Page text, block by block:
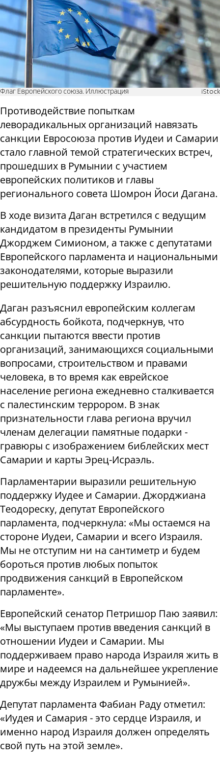
Флаг Европейского союза. Иллюстрация iStock
Противодействие попыткам
леворадикальных организаций навязать
санкции Евросоюза против Иудеи и Самарии
стало главной темой стратегических встреч,
прошедших в Румынии с участием
европейских политиков и главы
регионального совета Шомрон Йоси Дагана.
В ходе визита Даган встретился с ведущим
кандидатом в президенты Румынии
Джорджем Симионом, а также с депутатами
Европейского парламента и национальными
законодателями, которые выразили
решительную поддержку Израилю.
Даган разъяснил европейским коллегам
абсурдность бойкота, подчеркнув, что
санкции пытаются ввести против
организаций, занимающихся социальными
вопросами, строительством и правами
человека, в то время как еврейское
население региона ежедневно сталкивается
с палестинским террором. В знак
признательности глава региона вручил
членам делегации памятные подарки -
гравюры с изображением библейских мест
Самарии и карты Эрец-Исраэль.
Парламентарии выразили решительную
поддержку Иудее и Самарии. Джорджиана
Теодореску, депутат Европейского
парламента, подчеркнула: «Мы остаемся на
стороне Иудеи, Самарии и всего Израиля.
Мы не отступим ни на сантиметр и будем
бороться против любых попыток
продвижения санкций в Европейском
парламенте».
Европейский сенатор Петришор Паю заявил:
«Мы выступаем против введения санкций в
отношении Иудеи и Самарии. Мы
поддерживаем право народа Израиля жить в
мире и надеемся на дальнейшее укрепление
дружбы между Израилем и Румынией».
Депутат парламента Фабиан Раду отметил:
«Иудея и Самария - это сердце Израиля, и
именно народ Израиля должен определять
свой путь на этой земле».